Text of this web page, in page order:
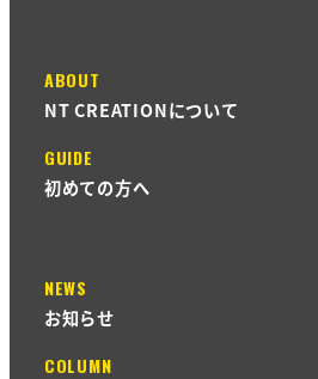
ABOUT
NT CREATIONについて
GUIDE
初めての方へ
NEWS
お知らせ
COLUMN